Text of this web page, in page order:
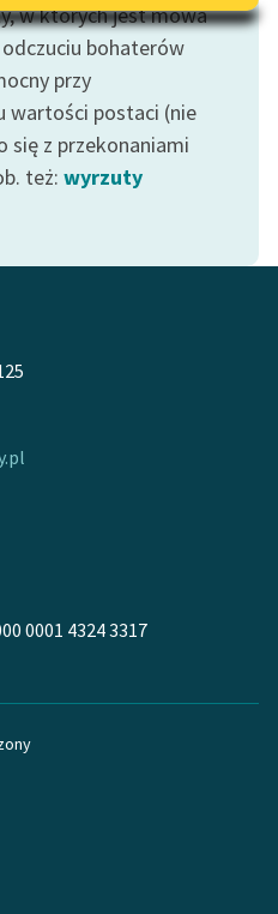
w których jest mowa
bohaterów
przy
wartości postaci (nie
się z przekonaniami
też: wyrzuty
0001 4324 3317